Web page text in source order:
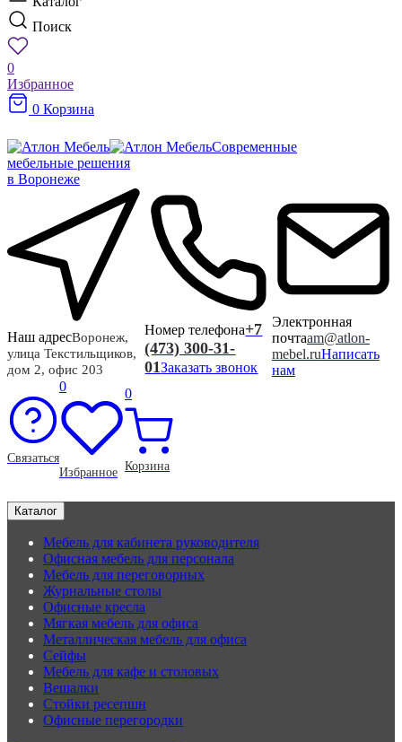
Поиск
0
Избранное
0 Корзина
Современные
мебельные решения
в Воронеже
Наш адресВоронеж,
улица Текстильщиков,
дом 2, офис 203
Номер телефона+7
(473) 300-31-
01Заказать звонок
Электронная
почтаam@atlon-
mebel.ruНаписать
нам
Связаться
0
Избранное
0
Корзина
Каталог
Мебель для кабинета руководителя
Офисная мебель для персонала
Мебель для переговорных
Журнальные столы
Офисные кресла
Мягкая мебель для офиса
Металлическая мебель для офиса
Сейфы
Мебель для кафе и столовых
Вешалки
Стойки ресепшн
Офисные перегородки